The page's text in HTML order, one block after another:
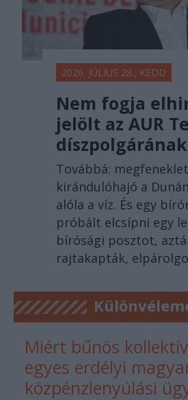
2026. JÚLIUS 28., KEDD
Nem fogja
jelölt az AUR
Továbbá:
kirándulóhajó a
alóla a víz. És egy
próbált elcsípni egy
bírósági posztot,
rajtakapták,
Miért bűnös
egyes erdélyi
közpénzlenyúlási